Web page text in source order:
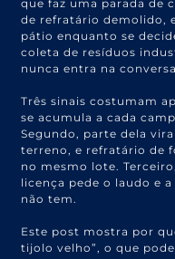
que faz uma parada de
de refratário demolido,
pátio enquanto se
coleta de resíduos
nunca entra na
Três sinais costumam
se acumula a cada
Segundo, parte dela
terreno, e refratário de
no mesmo lote.
licença pede o laudo e
não tem.
Este post mostra por
tijolo velho”, o que